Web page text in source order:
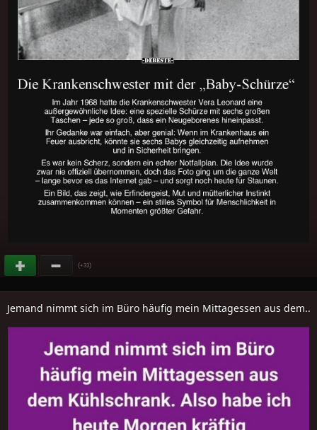
(+33)
Jemand nimmt sich im Büro häufig mein Mittagessen aus dem..